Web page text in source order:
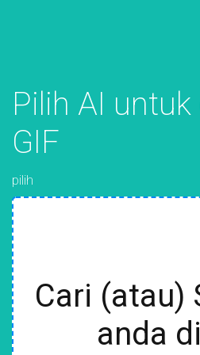
Pilih AI
GIF
pilih
Cari (atau)
anda